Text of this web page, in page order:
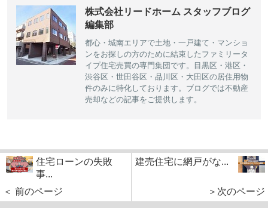
株式会社リードホーム スタッフブログ
編集部
都心・城南エリアで土地・一戸建て・マンショ
ンをお探しの方のために結束したファミリータ
イプ住宅売買の専門集団です。目黒区・港区・
渋谷区・世田谷区・品川区・大田区の居住用物
件のみに特化しております。ブログでは不動産
売却などの記事をご提供します。
住宅ローンの失敗
事...
＜ 前のページ
建売住宅に網戸がな...
＞次のページ